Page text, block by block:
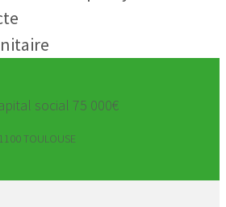
social 75 000€
TOULOUSE